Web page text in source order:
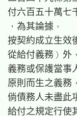
付六百五十萬七
，為其論據。
按契約成立生效
從給付義務）外
義務或保護當事
原則而生之義務
倘債務人未盡此
給付之規定行使